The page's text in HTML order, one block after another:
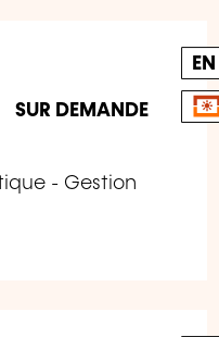
EN
SUR DEMANDE
- Gestion